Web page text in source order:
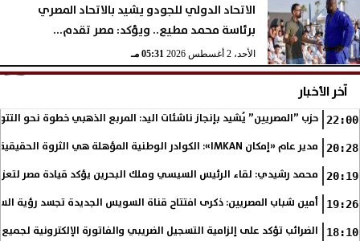
الاتحاد الدولي للجودو يشيد بالاتحاد المصري
برئاسة محمد مطيع.. ويؤكد: مصر تقدم...
الأحد، 2 أغسطس 2026 05:31 مـ
آخر الأخبار
22:00 حزب ”المصريين” يُشيد بإنجاز ناشئات اليد: المربع الذهبي خطوة نحو
20:28 مدير عام «إمكان IMKAN»: الكوادر الوطنية المؤهلة هي الثروة الحقيقية لمستقبل التنمية في مصر
20:19 محمد رشيدي: لقاء الرئيس السيسي وملك البحرين يؤكد قيادة مصر
19:26 أمين شباب المصريين: ذكرى افتتاح قناة السويس الجديدة تجسد رؤية
18:10 الضرائب تؤكد على إلزامية التسجيل الضريبي والفاتورة الإلكترونية